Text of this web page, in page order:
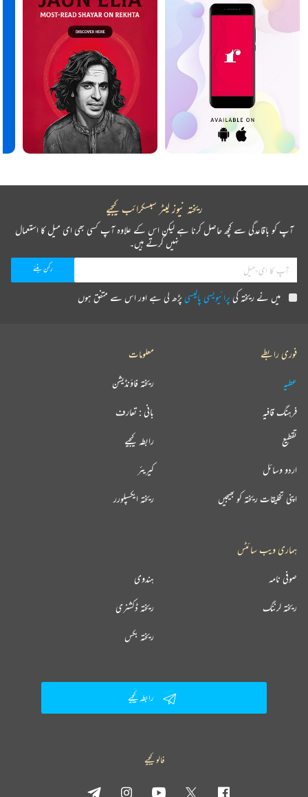
ریختہ نیوز لیٹر سبسکرائب کیجیے
آپ کو باقاعدگی سے کچھ حاصل کرنا ہے لیکن اس کے علاوہ آپ کسی بھی ای میل کا استعمال
نہیں کرتے ہیں۔
میں نے ریختہ کیپرائیویسی پالیسیپڑھ لی ہے اور اس سے متفق ہوں
فوری رابطے
عطیہ
فرہنگ قافیہ
تقطیع
اردو وسائل
اپنی تخلیقات ریختہ کو بھیجیں
معلومات
ریختہ فاؤنڈیشن
بانی : تعارف
رابطہ کیجیے
کیریئر
ریختہ ایکسپلورر
ہماری ویب سائٹس
ہندوی صوفی نامہ
ریختہ ڈکشنری ریختہ لرننگ
ریختہ بکس
رابطہ کیجیے
فالو کیجیے